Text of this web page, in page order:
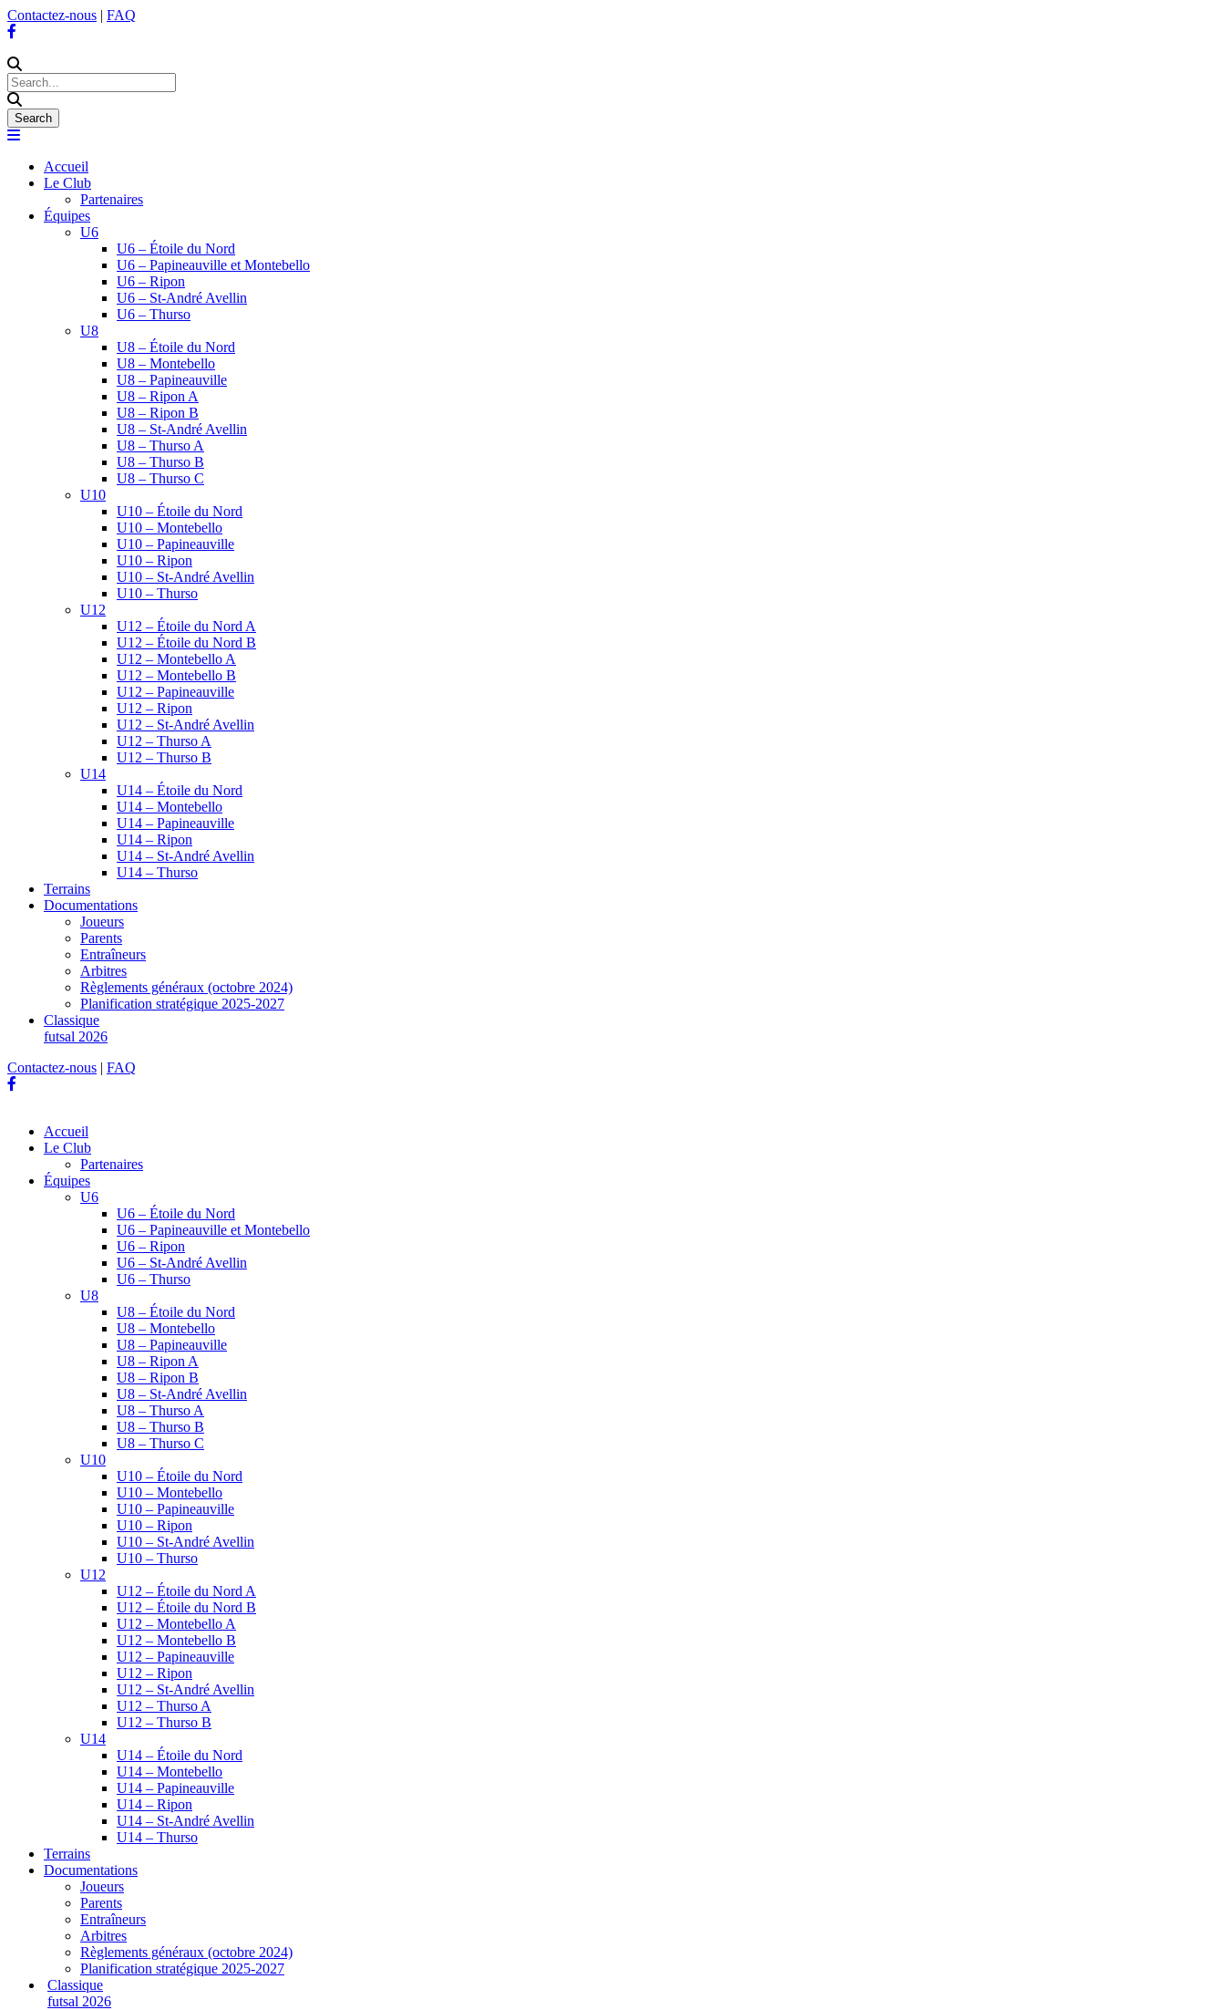
Contactez-nous | FAQ
Accueil
Le Club
Partenaires
Équipes
U6
U6 – Étoile du Nord
U6 – Papineauville et Montebello
U6 – Ripon
U6 – St-André Avellin
U6 – Thurso
U8
U8 – Étoile du Nord
U8 – Montebello
U8 – Papineauville
U8 – Ripon A
U8 – Ripon B
U8 – St-André Avellin
U8 – Thurso A
U8 – Thurso B
U8 – Thurso C
U10
U10 – Étoile du Nord
U10 – Montebello
U10 – Papineauville
U10 – Ripon
U10 – St-André Avellin
U10 – Thurso
U12
U12 – Étoile du Nord A
U12 – Étoile du Nord B
U12 – Montebello A
U12 – Montebello B
U12 – Papineauville
U12 – Ripon
U12 – St-André Avellin
U12 – Thurso A
U12 – Thurso B
U14
U14 – Étoile du Nord
U14 – Montebello
U14 – Papineauville
U14 – Ripon
U14 – St-André Avellin
U14 – Thurso
Terrains
Documentations
Joueurs
Parents
Entraîneurs
Arbitres
Règlements généraux (octobre 2024)
Planification stratégique 2025-2027
Classique
futsal 2026
Contactez-nous | FAQ
Accueil
Le Club
Partenaires
Équipes
U6
U6 – Étoile du Nord
U6 – Papineauville et Montebello
U6 – Ripon
U6 – St-André Avellin
U6 – Thurso
U8
U8 – Étoile du Nord
U8 – Montebello
U8 – Papineauville
U8 – Ripon A
U8 – Ripon B
U8 – St-André Avellin
U8 – Thurso A
U8 – Thurso B
U8 – Thurso C
U10
U10 – Étoile du Nord
U10 – Montebello
U10 – Papineauville
U10 – Ripon
U10 – St-André Avellin
U10 – Thurso
U12
U12 – Étoile du Nord A
U12 – Étoile du Nord B
U12 – Montebello A
U12 – Montebello B
U12 – Papineauville
U12 – Ripon
U12 – St-André Avellin
U12 – Thurso A
U12 – Thurso B
U14
U14 – Étoile du Nord
U14 – Montebello
U14 – Papineauville
U14 – Ripon
U14 – St-André Avellin
U14 – Thurso
Terrains
Documentations
Joueurs
Parents
Entraîneurs
Arbitres
Règlements généraux (octobre 2024)
Planification stratégique 2025-2027
Classique
futsal 2026